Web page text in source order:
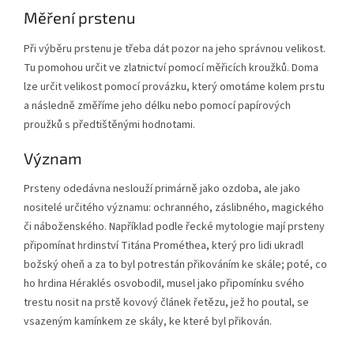
Měření prstenu
Při výběru prstenu je třeba dát pozor na jeho správnou velikost.
Tu pomohou určit ve zlatnictví pomocí měřicích kroužků. Doma
lze určit velikost pomocí provázku, který omotáme kolem prstu
a následně změříme jeho délku nebo pomocí papírových
proužků s předtištěnými hodnotami.
Význam
Prsteny odedávna neslouží primárně jako ozdoba, ale jako
nositelé určitého významu: ochranného, záslibného, magického
či náboženského. Například podle řecké mytologie mají prsteny
připomínat hrdinství Titána Prométhea, který pro lidi ukradl
božský oheň a za to byl potrestán přikováním ke skále; poté, co
ho hrdina Héraklés osvobodil, musel jako připomínku svého
trestu nosit na prstě kovový článek řetězu, jež ho poutal, se
vsazeným kamínkem ze skály, ke které byl přikován.